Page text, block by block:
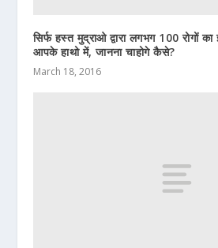
सिर्फ हस्त मुद्राओ द्वारा लगभग 100 रोगों
आपके हाथो में, जानना चाहोगे कैसे?
March 18, 2016